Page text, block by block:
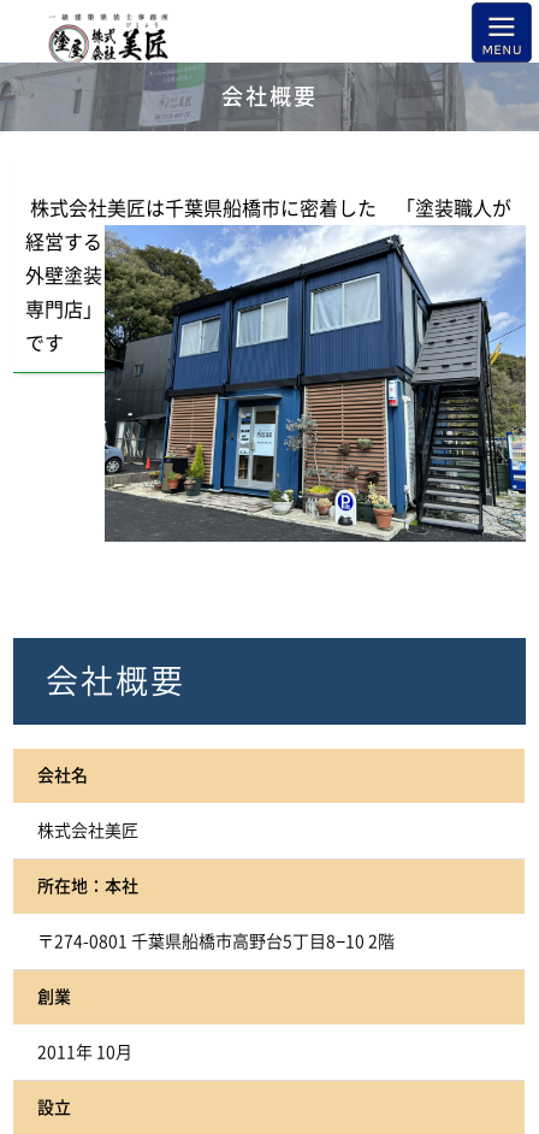
会社概要
株式会社美匠は千葉県船橋市に密着した 「塗装職人が
経営する
外壁塗装
専門店」
です
会社概要
会社名
株式会社美匠
所在地：本社
〒274-0801 千葉県船橋市高野台5丁目8−10 2階
創業
2011年 10月
設立